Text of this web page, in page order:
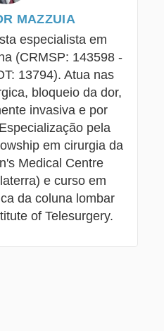
MAZZUIA
especialista em
(CRMSP: 143598 -
13794). Atua nas
bloqueio da dor,
invasiva e por
pela
em cirurgia da
Medical Centre
e curso em
da coluna lombar
of Telesurgery.